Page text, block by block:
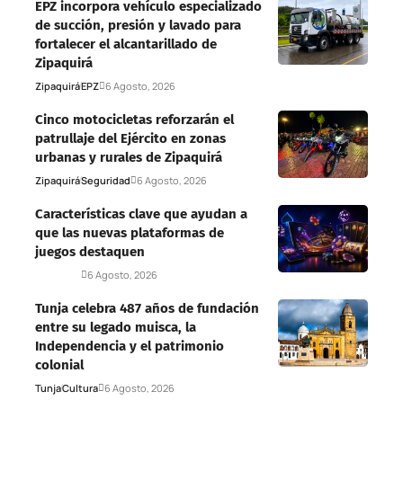
EPZ incorpora vehículo especializado
de succión, presión y lavado para
fortalecer el alcantarillado de
Zipaquirá
ZipaquiráEPZ 6 Agosto, 2026
Cinco motocicletas reforzarán el
patrullaje del Ejército en zonas
urbanas y rurales de Zipaquirá
ZipaquiráSeguridad 6 Agosto, 2026
Características clave que ayudan a
que las nuevas plataformas de
juegos destaquen
6 Agosto, 2026
Tunja celebra 487 años de fundación
entre su legado muisca, la
Independencia y el patrimonio
colonial
TunjaCultura 6 Agosto, 2026